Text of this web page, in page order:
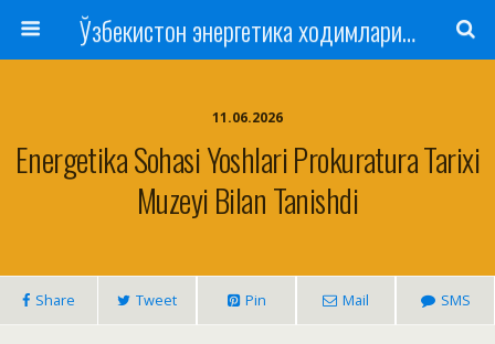
Ўзбекистон энергетика ходимлари касаба уюшмаси
11.06.2026
Energetika Sohasi Yoshlari Prokuratura Tarixi
Muzeyi Bilan Tanishdi
Share Tweet Pin Mail SMS